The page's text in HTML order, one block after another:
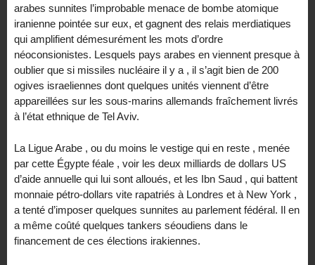
arabes sunnites l’improbable menace de bombe atomique
iranienne pointée sur eux, et gagnent des relais merdiatiques
qui amplifient démesurément les mots d’ordre
néoconsionistes. Lesquels pays arabes en viennent presque à
oublier que si missiles nucléaire il y a , il s’agit bien de 200
ogives israeliennes dont quelques unités viennent d’être
appareillées sur les sous-marins allemands fraîchement livrés
à l’état ethnique de Tel Aviv.
La Ligue Arabe , ou du moins le vestige qui en reste , menée
par cette Égypte féale , voir les deux milliards de dollars US
d’aide annuelle qui lui sont alloués, et les Ibn Saud , qui battent
monnaie pétro-dollars vite rapatriés à Londres et à New York ,
a tenté d’imposer quelques sunnites au parlement fédéral. Il en
a même coûté quelques tankers séoudiens dans le
financement de ces élections irakiennes.